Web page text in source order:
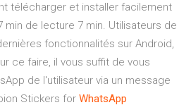
télécharger et installer facilement
min de lecture 7 min. Utilisateurs de
fonctionnalités sur Android,
ce faire, il vous suffit de vous
de l'utilisateur via un message
Stickers for WhatsApp